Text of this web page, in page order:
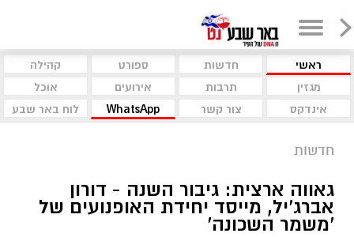
ראשי חדשות ספורט
קהילה
מגזין
תרבות אירועים
אוכל
אינדקס
צור קשר WhatsApp לוח באר שבע
חדשות
גאווה ארצית: גיבור השנה - דורון
אברג'יל, מייסד יחידת האופנועים של
'משמר השכונה'